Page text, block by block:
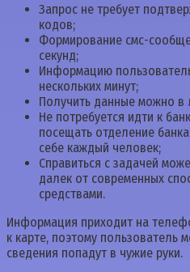
Запрос не требует
кодов;
Формирование смс-
секунд;
Информацию
нескольких минут;
Получить данные можно
Не потребуется идти к
посещать отделение
себе каждый человек;
Справиться с задачей
далек от современных
средствами.
Информация приходит на
к карте, поэтому пользователь
сведения попадут в чужие руки.